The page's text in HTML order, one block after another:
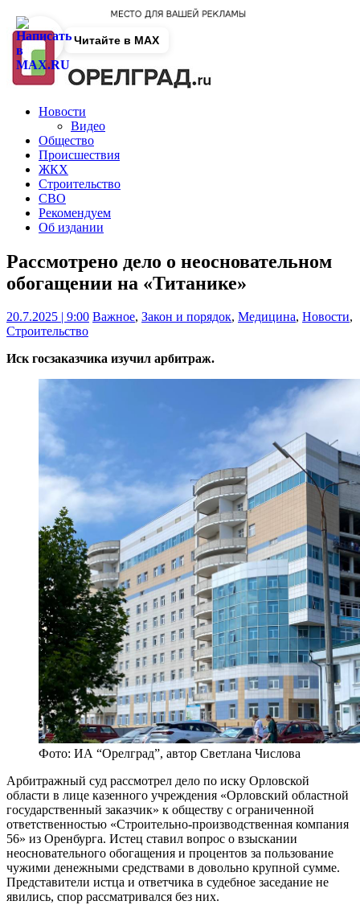
Новости
Видео
Общество
Происшествия
ЖКХ
Строительство
СВО
Рекомендуем
Об издании
Рассмотрено дело о неосновательном
обогащении на «Титанике»
20.7.2025 | 9:00 Важное, Закон и порядок, Медицина, Новости,
Строительство
Иск госзаказчика изучил арбитраж.
Фото: ИА “Орелград”, автор Светлана Числова
Арбитражный суд рассмотрел дело по иску Орловской
области в лице казенного учреждения «Орловский областной
государственный заказчик» к обществу с ограниченной
ответственностью «Строительно-производственная компания
56» из Оренбурга. Истец ставил вопрос о взыскании
неосновательного обогащения и процентов за пользование
чужими денежными средствами в довольно крупной сумме.
Представители истца и ответчика в судебное заседание не
явились, спор рассматривался без них.
Читайте в MAX